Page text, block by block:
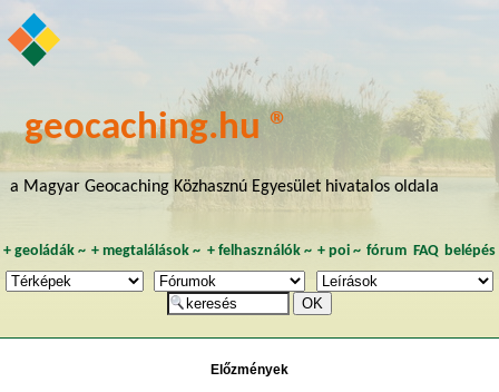
geocaching.hu ®
a Magyar Geocaching Közhasznú Egyesület hivatalos oldala
+ geoládák~ +megtalálások ~ + felhasználók~ + poi~ fórum FAQ belépés
Előzmények